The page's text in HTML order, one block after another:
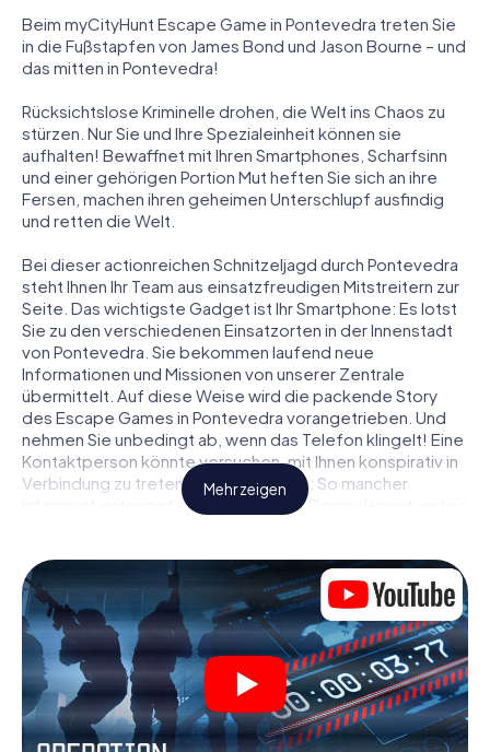
Beim myCityHunt Escape Game in Pontevedra treten Sie
in die Fußstapfen von James Bond und Jason Bourne – und
das mitten in Pontevedra!
Rücksichtslose Kriminelle drohen, die Welt ins Chaos zu
stürzen. Nur Sie und Ihre Spezialeinheit können sie
aufhalten! Bewaffnet mit Ihren Smartphones, Scharfsinn
und einer gehörigen Portion Mut heften Sie sich an ihre
Fersen, machen ihren geheimen Unterschlupf ausfindig
und retten die Welt.
Bei dieser actionreichen Schnitzeljagd durch Pontevedra
steht Ihnen Ihr Team aus einsatzfreudigen Mitstreitern zur
Seite. Das wichtigste Gadget ist Ihr Smartphone: Es lotst
Sie zu den verschiedenen Einsatzorten in der Innenstadt
von Pontevedra. Sie bekommen laufend neue
Informationen und Missionen von unserer Zentrale
übermittelt. Auf diese Weise wird die packende Story
des Escape Games in Pontevedra vorangetrieben. Und
nehmen Sie unbedingt ab, wenn das Telefon klingelt! Eine
Kontaktperson könnte versuchen, mit Ihnen konspirativ in
Verbindung zu treten … Doch Vorsicht: So mancher
Informant entpuppt sich als dubioser Doppelagent und so
und vor allem: Vertrauen Sie niemandem!
Anders als in einem klassischen Escape Room in
Pontevedra sind Sie also nicht in ein Zimmer eingesperrt,
aus dem Sie sich in einem vorgegebenen Zeitfenster
befreien müssen. Diese Smartphone Schnitzeljagd erklärt
ganz Pontevedra zu Ihrem persönlichen Spielfeld! Die
technische Voraussetzung für Ihr Agentenabenteuer in
Pontevedra: Ein Smartphone mit Zugang ins mobile
Mehr zeigen